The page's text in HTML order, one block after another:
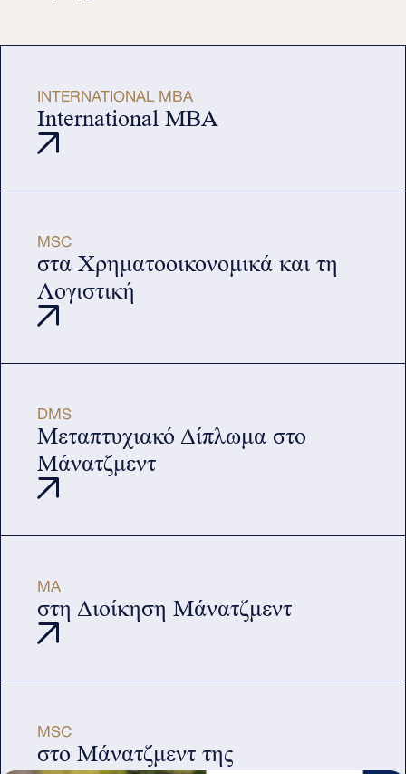
INTERNATIONAL MBA
International MBA
MSC
στα Χρηματοοικονομικά και τη
Λογιστική
DMS
Μεταπτυχιακό Δίπλωμα στο
Μάνατζμεντ
ΜΑ
στη Διοίκηση Μάνατζμεντ
ΜSC
στο Μάνατζμεντ της